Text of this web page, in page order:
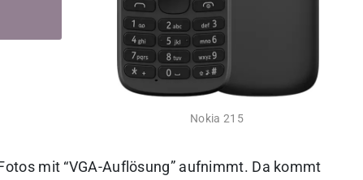
Nokia 215
mit “VGA-Auflösung” aufnimmt. Da kommt